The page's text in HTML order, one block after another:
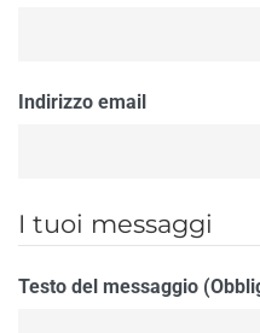
Indirizzo email
I tuoi messaggi
Testo del messaggio